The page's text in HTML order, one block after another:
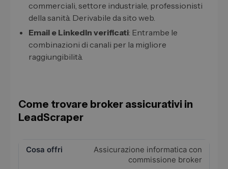
commerciali, settore industriale, professionisti
della sanità. Derivabile da sito web.
Email e LinkedIn verificati: Entrambe le
combinazioni di canali per la migliore
raggiungibilità.
Come trovare broker assicurativi in
LeadScraper
Assicurazione informatica con
commissione broker